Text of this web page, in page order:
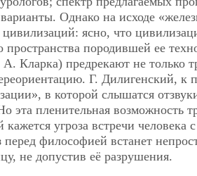
Однако на исходе
ясно, что
породившей ее
Кларка) предрекают не только
Г. Дилигенский, к
в которой слышатся
эта пленительная возможность
кажется угроза встречи
философией встанет
не допустив её разрушения.